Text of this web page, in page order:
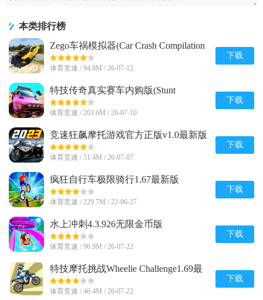
本类排行榜
Zego车祸模拟器(Car Crash Compilation
Game)内置菜单1.9 安卓修改版
体育竞速 / 94.8M / 26-07-12
下载
特技传奇真实赛车内购版(Stunt
Legends)v8 安卓免付费版
体育竞速 / 203.6M / 26-07-10
下载
竞速狂飙摩托游戏官方正版v1.0最新版
体育竞速 / 51.4M / 26-07-07
下载
疯狂自行车极限骑行1.67最新版
体育竞速 / 229.7M / 22-06-27
下载
水上冲刺4.3.926无限金币版
体育竞速 / 96.9M / 26-07-22
下载
特技摩托挑战Wheelie Challenge1.69最
新版安卓版
体育竞速 / 46.4M / 26-07-22
下载